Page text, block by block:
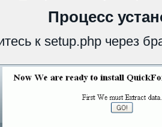
Процесс
к setup.php через